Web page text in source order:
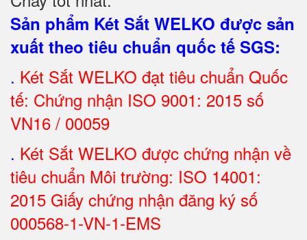
Sản phẩm Két Sắt WELKO được sản
xuất theo tiêu chuẩn quốc tế SGS:
. Két Sắt WELKO đạt tiêu chuẩn Quốc
tế: Chứng nhận ISO 9001: 2015 số
VN16 / 00059
. Két Sắt WELKO được chứng nhận về
tiêu chuẩn Môi trường: ISO 14001:
2015 Giấy chứng nhận đăng ký số
000568-1-VN-1-EMS